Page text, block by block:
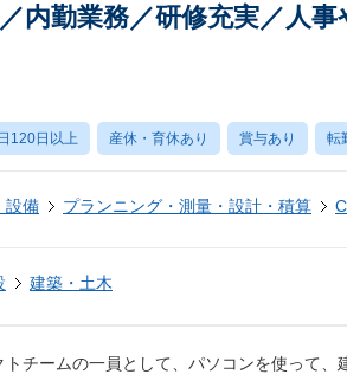
内勤業務／研修充実／人
120日以上 産休・育休あり 賞与あり 転
設備 プランニング・測量・設計・積算
建築・土木
トチームの一員として、パソコンを使って